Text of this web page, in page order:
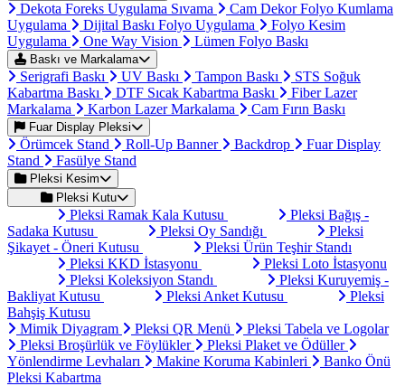
Dekota Foreks Uygulama Sıvama
Cam Dekor Folyo Kumlama
Uygulama
Dijital Baskı Folyo Uygulama
Folyo Kesim
Uygulama
One Way Vision Lümen Folyo Baskı
Baskı ve Markalama
Serigrafi Baskı UV Baskı Tampon Baskı
STS Soğuk
Kabartma Baskı
DTF Sıcak Kabartma Baskı
Fiber Lazer
Markalama
Karbon Lazer Markalama Cam Fırın Baskı
Fuar Display Pleksi
Örümcek Stand Roll-Up Banner Backdrop
Fuar Display
Stand
Fasülye Stand
Pleksi Kesim
Pleksi Kutu
Pleksi Ramak Kala Kutusu
Pleksi Bağış -
Sadaka Kutusu
Pleksi Oy Sandığı
Pleksi
Şikayet - Öneri Kutusu
Pleksi Ürün Teşhir Standı
Pleksi KKD İstasyonu
Pleksi Loto İstasyonu
Pleksi Koleksiyon Standı
Pleksi Kuruyemiş -
Bakliyat Kutusu
Pleksi Anket Kutusu
Pleksi
Bahşiş Kutusu
Mimik Diyagram
Pleksi QR Menü
Pleksi Tabela ve Logolar
Pleksi Broşürlük ve Föylükler
Pleksi Plaket ve Ödüller
Yönlendirme Levhaları
Makine Koruma Kabinleri
Banko Önü
Pleksi Kabartma